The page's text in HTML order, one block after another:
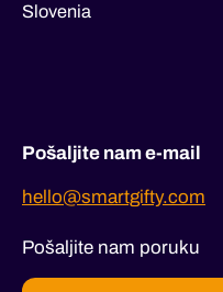
Slovenia
Pošaljite nam e-mail
hello@smartgifty.com
Pošaljite nam poruku